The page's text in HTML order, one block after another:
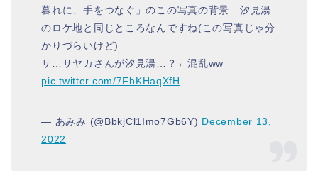
暮れに、手をつなぐ」のこの写真の背景…汐見湯
のロケ地と同じところなんですね(この写真じゃ分
かりづらいけど)
サ…サヤカさんが汐見湯…？←混乱ww
pic.twitter.com/7FbKHaqXfH
— あみみ (@BbkjCl1Imo7Gb6Y) December 13,
2022